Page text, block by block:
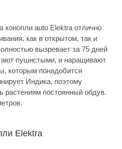
конопли auto Elektra отлично
как в открытом, так и
вызревает за 75 дней
пушистыми, и наращивают
которым понадобится
Индика, поэтому
растениям постоянный обдув.
Elektra